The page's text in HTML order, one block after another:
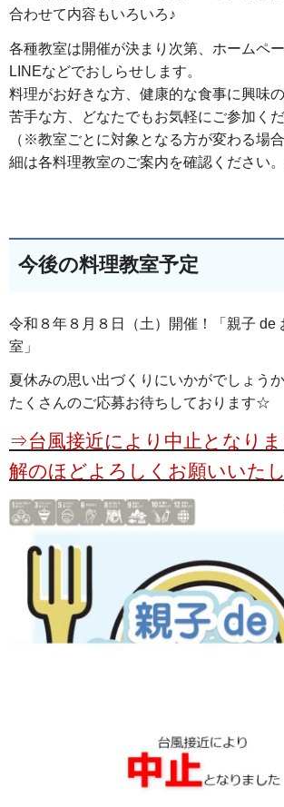
合わせて内容もいろいろ♪
各種教室は開催が決まり次第、ホームペ
LINEなどでおしらせします。
料理がお好きな方、健康的な食事に興味
苦手な方、どなたでもお気軽にご参加く
（※教室ごとに対象となる方が変わる場
細は各料理教室のご案内を確認ください。
今後の料理教室予定
令和８年８月８日（土）開催！「親子 de
室」
夏休みの思い出づくりにいかがでしょうか
たくさんのご応募お待ちしております☆
⇒台風接近により中止となり
解のほどよろしくお願いいたし